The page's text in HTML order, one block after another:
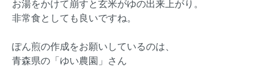
お湯をかけて崩すと玄米がゆの出来上がり。
非常食としても良いですね。
ぽん煎の作成をお願いしているのは、
青森県の「ゆい農園」さん